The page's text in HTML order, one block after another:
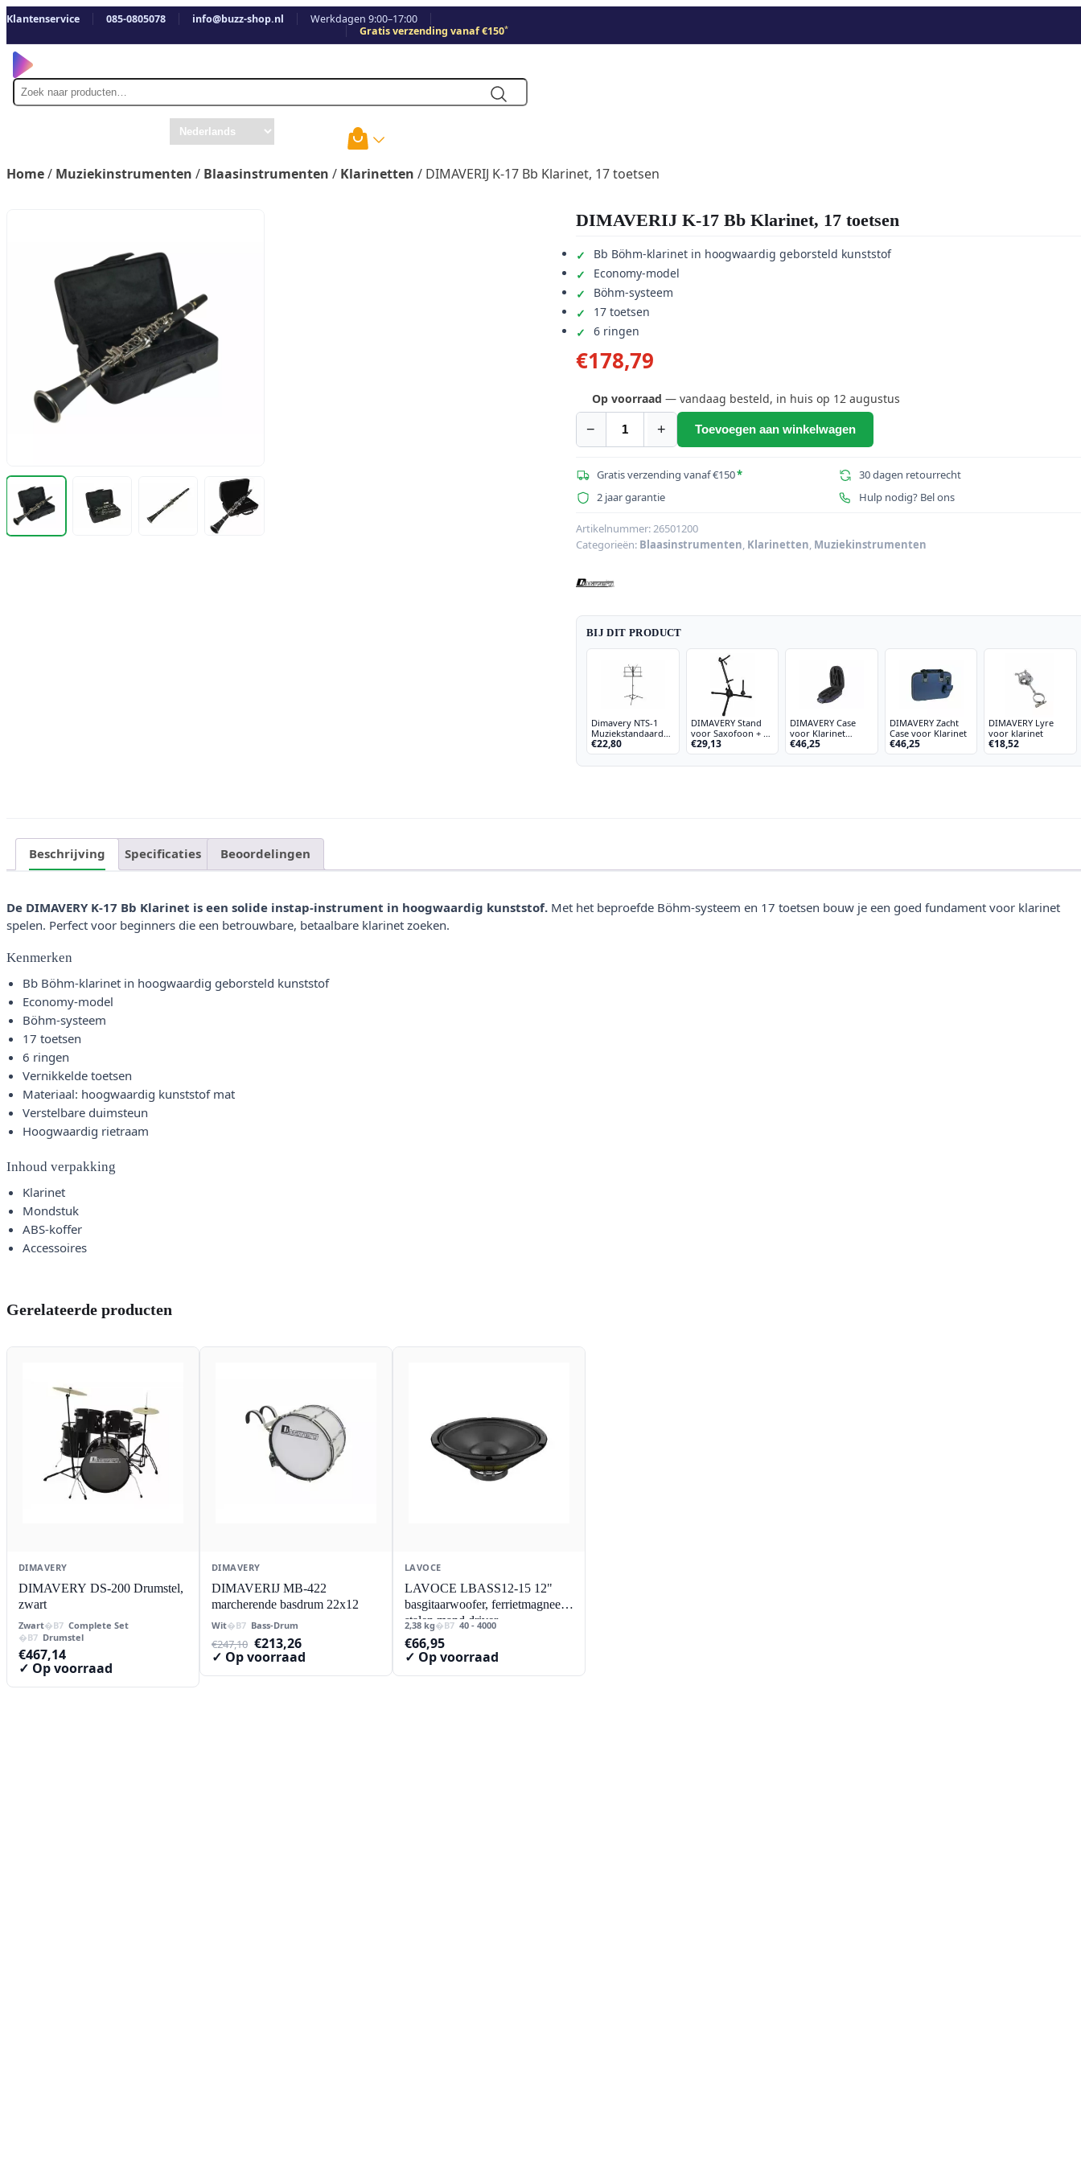
Klantenservice 085-0805078 info@buzz-shop.nl
Werkdagen 9:00–17:00
Gratis verzending vanaf €150*
Zoek
naar
Home/ Muziekinstrumenten / Blaasinstrumenten / Klarinetten / DIMAVERIJ K-17 Bb Klarinet, 17 toetsen
DIMAVERIJ K-17 Bb Klarinet, 17 toetsen
Bb Böhm-klarinet in hoogwaardig geborsteld kunststof
Economy-model
Böhm-systeem
17 toetsen
6 ringen
€178,79
Op voorraad — vandaag besteld, in huis op 12 augustus
−
DIMAVERIJ
17
Bb
17
toetsen
+ Toevoegen aan winkelwagen
Gratis verzending vanaf €150*
30 dagen retourrecht
2 jaar garantie
Hulp nodig? Bel ons
Artikelnummer: 26501200
Categorieën: Blaasinstrumenten Klarinetten Muziekinstrumenten
BIJ DIT PRODUCT
Dimavery NTS-1
Muziekstandaard
voor bladmuziek -
Bladmuziek
Lessenaar Muziek
€22,80
DIMAVERY Stand
voor Saxofoon + 1
Klarinet
€29,13
DIMAVERY Case
voor Klarinet
blauw
€46,25
DIMAVERY Zacht
Case voor Klarinet
€46,25
DIMAVERY Lyre
voor klarinet
€18,52
Beschrijving Specificaties Beoordelingen
De DIMAVERY K-17 Bb Klarinet is een solide instap-instrument in hoogwaardig kunststof. Met het beproefde Böhm-systeem en 17 toetsen bouw je een goed fundament voor klarinet
spelen. Perfect voor beginners die een betrouwbare, betaalbare klarinet zoeken.
Kenmerken
Bb Böhm-klarinet in hoogwaardig geborsteld kunststof
Economy-model
Böhm-systeem
17 toetsen
6 ringen
Vernikkelde toetsen
Materiaal: hoogwaardig kunststof mat
Verstelbare duimsteun
Hoogwaardig rietraam
Inhoud verpakking
Klarinet
Mondstuk
ABS-koffer
Accessoires
Gerelateerde producten
DIMAVERY
DIMAVERY DS-200 Drumstel,
zwart
Zwart
Complete Set
Drumstel
€467,14
✓ Op voorraad
DIMAVERY
DIMAVERIJ MB-422
marcherende basdrum 22x12
Wit Bass-Drum
€247,10 Oorspronkelijke
prijs
€213,26Huidige
prijs
✓ Op voorraad
LAVOCE
LAVOCE LBASS12-15 12"
basgitaarwoofer, ferrietmagneet
stalen mand driver
2,38 kg 40 - 4000
€66,95
✓ Op voorraad